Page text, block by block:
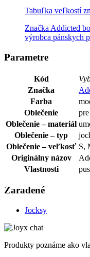
Tabuľka veľkostí
Značka Addicted
výrobca pánskych
Parametre
Kód
Značka
Farba
Oblečenie
Oblečenie – materiál
Oblečenie – typ
Oblečenie – veľkosť S,
Originálny názov
Vlastnosti
Zaradené
Jocksy
Produkty poznáme ako